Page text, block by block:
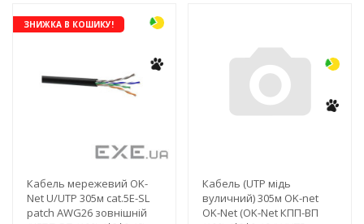
ЗНИЖКА В КОШИКУ!
Кабель мережевий OK-
Net U/UTP 305м cat.5E-SL
patch AWG26 зовнішній
Кабель (UTP мідь
вуличний) 305м OK-net
OK-Net (OK-Net КПП-ВП